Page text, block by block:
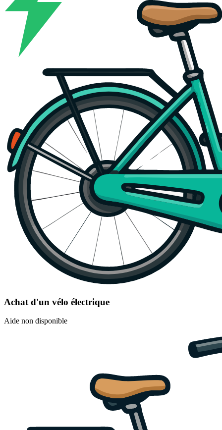
Achat d'un vélo électrique
Aide non disponible